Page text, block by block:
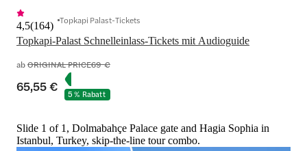
Topkapi-Palast Schnelleinlass-Tickets mit Audioguide
4,5(164) Topkapi Palast-Tickets
abORIGINAL PRICE69 €
65,55 € 5 % Rabatt
Slide 1 of 1, Dolmabahçe Palace gate and Hagia Sophia in
Istanbul, Turkey, skip-the-line tour combo.